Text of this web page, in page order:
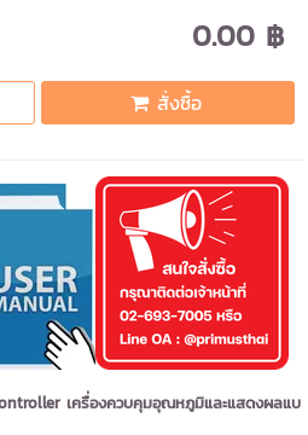
0.00 ฿
สั่งซื้อ
เครื่องควบคุมอุณหภูมิและแสดงผลแบ